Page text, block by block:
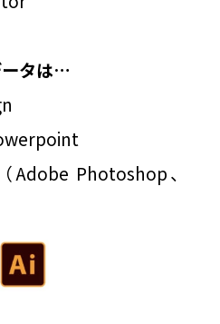
ータは…
Photoshop、